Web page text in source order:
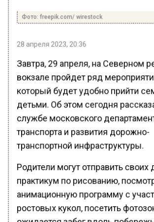
Фото: freepik.com/ wirestock
28 апреля 2023, 20:36
Завтра, 29 апреля, на Северном
вокзале пройдет ряд
который будет удобно прийти
детьми. Об этом сегодня
службе московского
транспорта и развития дорожно-
транспортной инфраструктуры.
Родители могут отправить своих
практикум по рисованию,
анимационную программу с
ростовых кукол, посетить